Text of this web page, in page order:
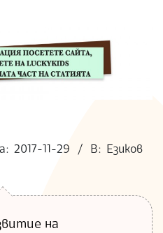
2017-11-29 В:
Езиков
на